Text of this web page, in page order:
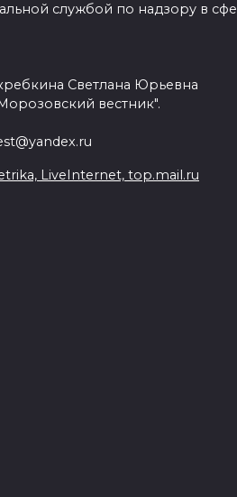
службой по надзору в
Светлана Юрьевна
вестник".
LiveInternet, top.mail.ru